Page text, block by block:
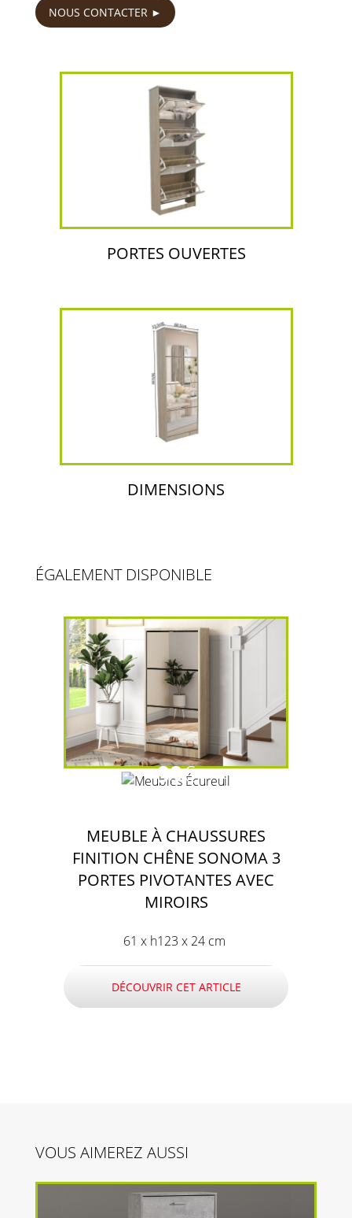
NOUS CONTACTER
PORTES OUVERTES
DIMENSIONS
ÉGALEMENT DISPONIBLE
99€
MEUBLE À CHAUSSURES
FINITION CHÊNE SONOMA 3
PORTES PIVOTANTES AVEC
MIROIRS
61 x h123 x 24 cm
DÉCOUVRIR CET ARTICLE
VOUS AIMEREZ AUSSI